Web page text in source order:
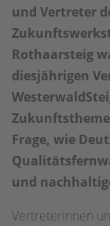
und Vertreter
Rothaarsteig
diesjährigen
Frage, wie
und
Vertreterinnen